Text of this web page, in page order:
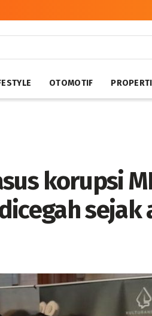
OTOMOTIF PROPERTI
korupsi
sejak